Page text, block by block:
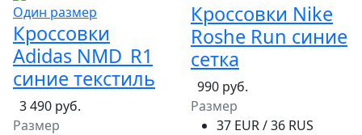
Один размер
Кроссовки
Adidas NMD_R1
синие текстиль
3 490 руб.
Размер
Кроссовки Nike
Roshe Run синие
сетка
990 руб.
Размер
37 EUR / 36 RUS